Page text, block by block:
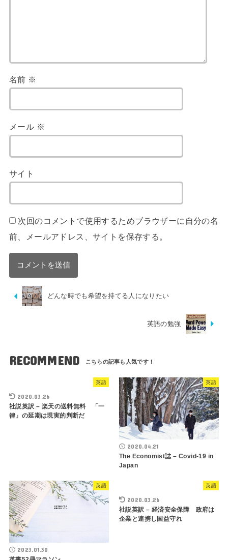
名前 ※
メール ※
サイト
次回のコメントで使用するためブラウザーに自分の名
前、メールアドレス、サイトを保存する。
どんな時でも希望を持てる人になりたい
英語の勉強
RECOMMEND
英語
2020.03.26
社説英訳 – 楽天の送料無料 「一
律」の延期は現実的判断だ
英語
2020.04.21
The Economist誌 – Covid-19 in
Japan
英語
2023.01.30
英語
2020.03.26
社説英訳 – 経済安全保障 政府は
企業と連携し国益守れ